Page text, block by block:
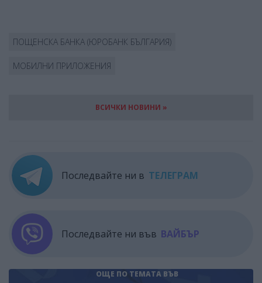
ПОЩЕНСКА БАНКА (ЮРОБАНК БЪЛГАРИЯ)
МОБИЛНИ ПРИЛОЖЕНИЯ
ВСИЧКИ НОВИНИ »
Последвайте ни в ТЕЛЕГРАМ
Последвайте ни във ВАЙБЪР
ОЩЕ ПО ТЕМАТА ВЪВ